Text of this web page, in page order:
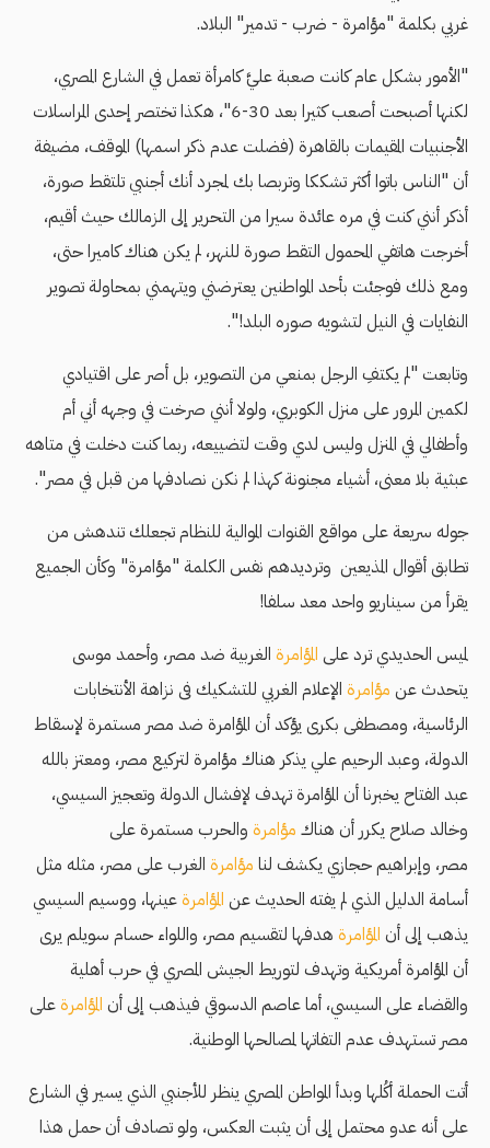
غربي بكلمة "مؤامرة - ضرب - تدمير" البلاد.
"الأمور بشكل عام كانت صعبة عليَّ كامرأة تعمل في الشارع المصري،
لكنها أصبحت أصعب كثيرا بعد 30-6"، هكذا تختصر إحدى المراسلات
الأجنبيات المقيمات بالقاهرة (فضلت عدم ذكر اسمها) الموقف، مضيفة
أن "الناس باتوا أكثر تشككا وتربصا بك لمجرد أنك أجنبي تلتقط صورة،
أذكر أنني كنت في مره عائدة سيرا من التحرير إلى الزمالك حيث أقيم،
أخرجت هاتفي المحمول التقط صورة للنهر، لم يكن هناك كاميرا حتى،
ومع ذلك فوجئت بأحد المواطنين يعترضني ويتهمني بمحاولة تصوير
النفايات في النيل لتشويه صوره البلد!".
وتابعت "لم يكتفِ الرجل بمنعي من التصوير، بل أصر على اقتيادي
لكمين المرور على منزل الكوبري، ولولا أنني صرخت في وجهه أني أم
وأطفالي في المنزل وليس لدي وقت لتضييعه، ربما كنت دخلت في متاهه
عبثية بلا معنى، أشياء مجنونة كهذا لم نكن نصادفها من قبل في مصر".
جوله سريعة على مواقع القنوات الموالية للنظام تجعلك تندهش من
تطابق أقوال المذيعين وترديدهم نفس الكلمة "مؤامرة" وكأن الجميع
يقرأ من سيناريو واحد معد سلفا!
لميس الحديدي ترد على المؤامرة الغربية ضد مصر، وأحمد موسى
يتحدث عن مؤامرة الإعلام الغربي للتشكيك فى نزاهة الأنتخابات
الرئاسية، ومصطفى بكرى يؤكد أن المؤامرة ضد مصر مستمرة لإسقاط
الدولة، وعبد الرحيم علي يذكر هناك مؤامرة لتركيع مصر، ومعتز بالله
عبد الفتاح يخبرنا أن المؤامرة تهدف لإفشال الدولة وتعجيز السيسي،
وخالد صلاح يكرر أن هناك مؤامرة والحرب مستمرة على
مصر، وإبراهيم حجازي يكشف لنا مؤامرة الغرب على مصر، مثله مثل
أسامة الدليل الذي لم يفته الحديث عن المؤامرةعينها، ووسيم السيسي
يذهب إلى أن المؤامرة هدفها لتقسيم مصر، واللواء حسام سويلم يرى
أن المؤامرة أمريكية وتهدف لتوريط الجيش المصري في حرب أهلية
والقضاء على السيسي، أما عاصم الدسوقي فيذهب إلى أن المؤامرةعلى
مصر تستهدف عدم التفاتها لمصالحها الوطنية.
أتت الحملة أكُلها وبدأ المواطن المصري ينظر للأجنبي الذي يسير في الشارع
على أنه عدو محتمل إلى أن يثبت العكس، ولو تصادف أن حمل هذا